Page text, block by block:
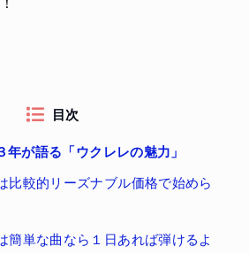
目次
年が語る「ウクレレの魅力」
比較的リーズナブル価格で始めら
簡単な曲なら１日あれば弾けるよ